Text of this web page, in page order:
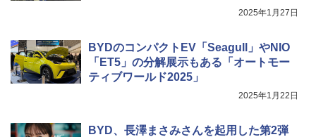
2025年1月27日
BYDのコンパクトEV「Seagull」やNIO
「ET5」の分解展示もある「オートモー
ティブワールド2025」
2025年1月22日
BYD、長澤まさみさんを起用した第2弾